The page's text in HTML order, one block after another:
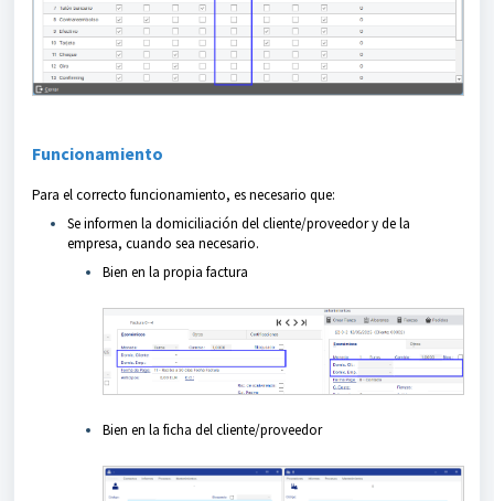
Funcionamiento
Para el correcto funcionamiento, es necesario que:
Se informen la domiciliación del cliente/proveedor y de la
empresa, cuando sea necesario.
Bien en la propia factura
Bien en la ficha del cliente/proveedor